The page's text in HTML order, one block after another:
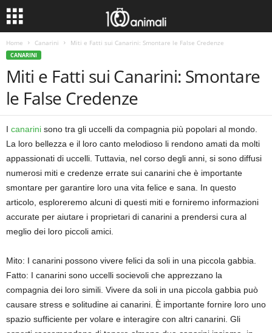
Home Canarini Miti e Fatti sui Canarini: Smontare le False Credenze
CANARINI
Miti e Fatti sui Canarini: Smontare
le False Credenze
I canarini sono tra gli uccelli da compagnia più popolari al mondo.
La loro bellezza e il loro canto melodioso li rendono amati da molti
appassionati di uccelli. Tuttavia, nel corso degli anni, si sono diffusi
numerosi miti e credenze errate sui canarini che è importante
smontare per garantire loro una vita felice e sana. In questo
articolo, esploreremo alcuni di questi miti e forniremo informazioni
accurate per aiutare i proprietari di canarini a prendersi cura al
meglio dei loro piccoli amici.
Mito: I canarini possono vivere felici da soli in una piccola gabbia.
Fatto: I canarini sono uccelli socievoli che apprezzano la
compagnia dei loro simili. Vivere da soli in una piccola gabbia può
causare stress e solitudine ai canarini. È importante fornire loro uno
spazio sufficiente per volare e interagire con altri canarini. Gli